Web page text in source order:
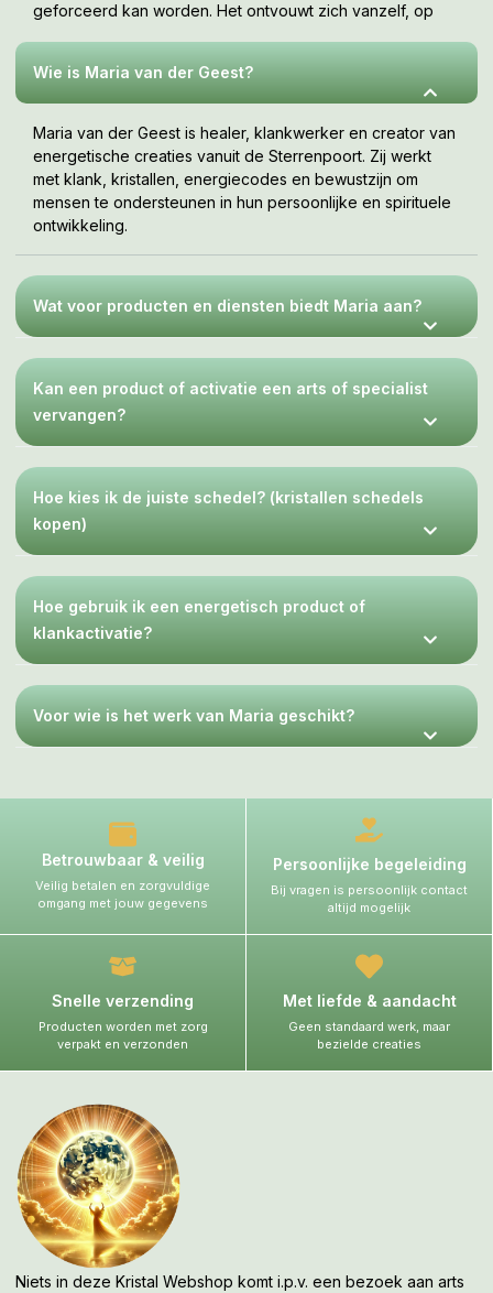
geforceerd kan worden. Het ontvouwt zich vanzelf, op
Wie is Maria van der Geest?
Maria van der Geest is healer, klankwerker en creator van
energetische creaties vanuit de Sterrenpoort. Zij werkt
met klank, kristallen, energiecodes en bewustzijn om
mensen te ondersteunen in hun persoonlijke en spirituele
ontwikkeling.
Wat voor producten en diensten biedt Maria aan?
Kan een product of activatie een arts of specialist
vervangen?
Hoe kies ik de juiste schedel? (kristallen schedels
kopen)
Hoe gebruik ik een energetisch product of
klankactivatie?
Voor wie is het werk van Maria geschikt?
Betrouwbaar & veilig
Veilig betalen en zorgvuldige
omgang met jouw gegevens
Persoonlijke begeleiding
Bij vragen is persoonlijk contact
altijd mogelijk
Snelle verzending
Producten worden met zorg
verpakt en verzonden
Met liefde & aandacht
Geen standaard werk, maar
bezielde creaties
Niets in deze Kristal Webshop komt i.p.v. een bezoek aan arts